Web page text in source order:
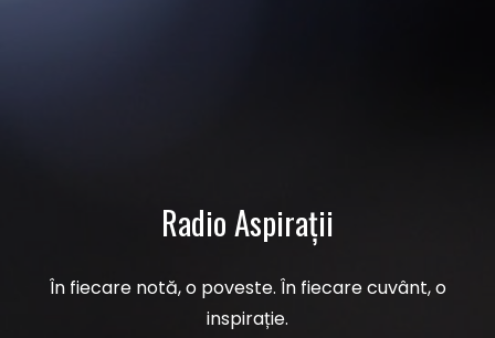
Radio Aspirații
În fiecare notă, o poveste. În fiecare cuvânt, o
inspirație.